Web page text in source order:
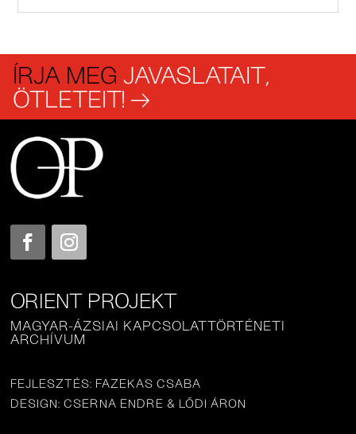
ÍRJA MEG JAVASLATAIT,
ÖTLETEIT! →
ORIENT PROJEKT
MAGYAR-ÁZSIAI KAPCSOLATTÖRTÉNETI
ARCHÍVUM
FEJLESZTÉS: FAZEKAS CSABA
DESIGN: CSERNA ENDRE & LŐDI ÁRON